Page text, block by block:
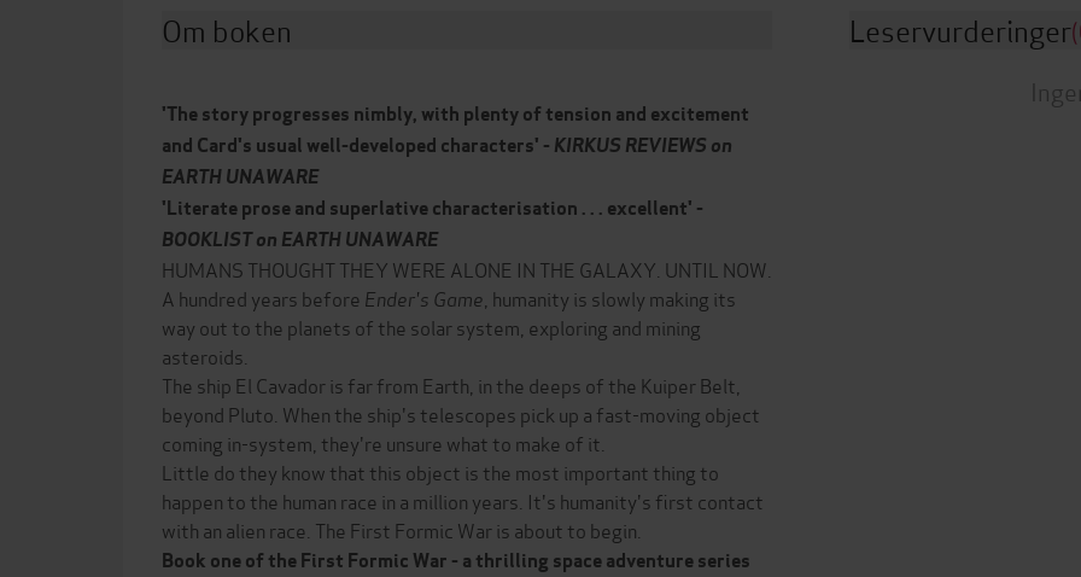
Om boken
'The story progresses nimbly, with plenty of tension and excitement
and Card's usual well-developed characters' - KIRKUS REVIEWS on
EARTH UNAWARE
'Literate prose and superlative characterisation . . . excellent' -
BOOKLIST on EARTH UNAWARE
HUMANS THOUGHT THEY WERE ALONE IN THE GALAXY. UNTIL NOW.
A hundred years before Ender's Game , humanity is slowly making its
way out to the planets of the solar system, exploring and mining
asteroids.
The ship El Cavador is far from Earth, in the deeps of the Kuiper Belt,
beyond Pluto. When the ship's telescopes pick up a fast-moving object
coming in-system, they're unsure what to make of it.
Little do they know that this object is the most important thing to
happen to the human race in a million years. It's humanity's first contact
with an alien race. The First Formic War is about to begin.
Book one of the First Formic War - a thrilling space adventure series
Leservurderinger